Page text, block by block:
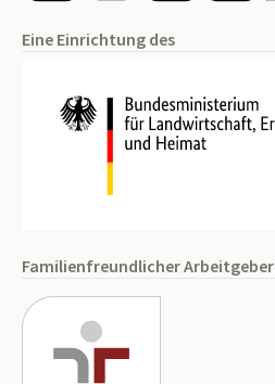
Eine Einrichtung des
Familienfreundlicher Arbeitgeber